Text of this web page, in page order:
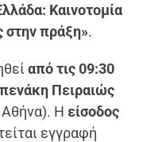
Καινοτομία
στην πράξη».
από τις 09:30
Πειραιώς
Αθήνα). Η είσοδος
εγγραφή